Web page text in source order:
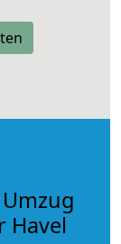
Havel